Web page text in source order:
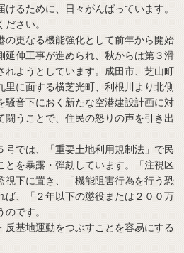
るために、日々がんばっています。
さい。
更なる機能強化として前年から開始
延伸工事が進められ、秋からは第３滑
れようとしています。成田市、芝山町
里に面する横芝光町、利根川より北側
騒音下におく新たな空港建設計画に対
闘うことで、住民の怒りの声を引き出
では、「重要土地利用規制法」で民
とを暴露・弾劾しています。「注視区
視下に置き、「機能阻害行為を行う恐
ば、「２年以下の懲役または２００万
です。
基地運動をつぶすことを容易にする